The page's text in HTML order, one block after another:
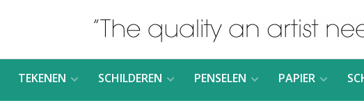
TEKENEN SCHILDEREN PENSELEN PAPIER